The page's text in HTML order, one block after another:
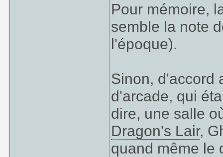
Pour mémoire,
semble la note
l'époque).
Sinon, d'accord
d'arcade, qui
dire, une salle
Dragon's Lair,
quand même le